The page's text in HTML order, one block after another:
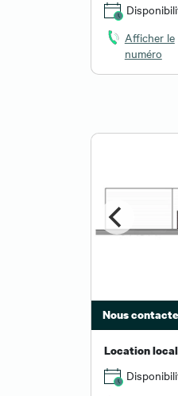
Afficher le
numéro
Nous
Location